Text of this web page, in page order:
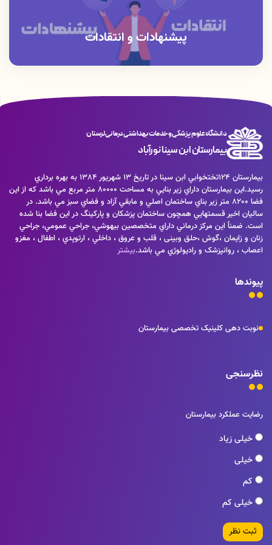
پیشنهادات و انتقادات
دانشگاه علوم پزشکی و خدمات بهداشتی درمانی لرستان
بیمارستان ابن سینا نورآباد
بيمارستان 124تختخوابي ابن سينا در تاريخ 13 شهريور 1384 به بهره برداري
رسيد.اين بيمارستان داراي زير بنايي به مساحت 80000 متر مربع مي باشد كه از اين
فضا 8200 متر زير بناي ساختمان اصلي و مابقي آزاد و فضاي سبز مي باشد. در
ساليان اخير قسمتهايي همچون ساختمان پزشكان و پاركينگ در اين فضا بنا شده
است. ضمناً اين مركز درماني داراي متخصصين بيهوشي، جراحي عمومي، جراحي
زنان و زايمان ،گوش ،حلق وبینی ، قلب و عروق ، داخلي ، ارتوپدي ، اطفال ، مغزو
اعصاب ، روانپزشک و راديولوژي مي باشد.بیشتر
پیوندها
نوبت دهی کلینیک تخصصی بیمارستان
نظرسنجی
رضایت عملکرد بیمارستان
خیلی زیاد
خیلی
کم
خیلی کم
ثبت نظر